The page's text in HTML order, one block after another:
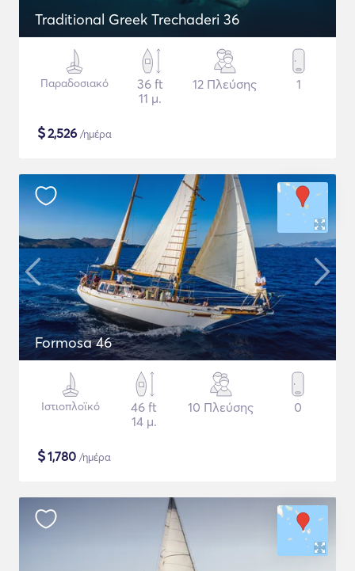
Traditional Greek Trechaderi 36
Παραδοσιακό
36 ft
11 μ.
12 Πλεύσης 1
$2,526 /ημέρα
Formosa 46
Ιστιοπλοϊκό
46 ft
14 μ.
10 Πλεύσης 0
$1,780 /ημέρα